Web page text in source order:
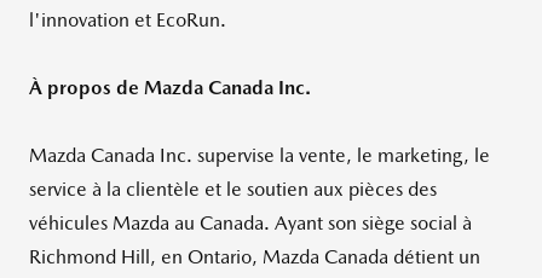
l'innovation et EcoRun.
À propos de Mazda Canada Inc.
Mazda Canada Inc. supervise la vente, le marketing, le
service à la clientèle et le soutien aux pièces des
véhicules Mazda au Canada. Ayant son siège social à
Richmond Hill, en Ontario, Mazda Canada détient un